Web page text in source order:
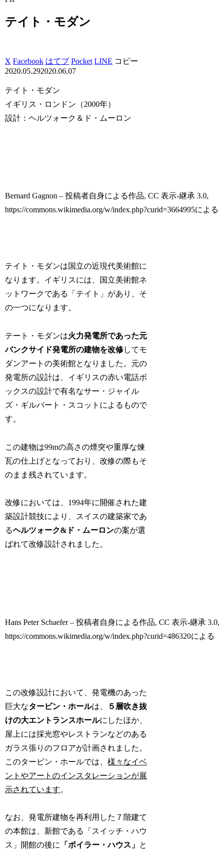
テイト・モダン
X Facebook はてブ Pocket LINE コピー
2020.05.292020.06.07
テイト・モダン
イギリス・ロンドン（2000年）
設計：ヘルツォーク＆ド・ムーロン
Bernard Gagnon – 投稿者自身による作品, CC 表示-継承 3.0,
https://commons.wikimedia.org/w/index.php?curid=3664995による
テイト・モダンは国立の近現代美術館に
なります。イギリスには、国立美術館ネ
ットワークである「テイト」があり、そ
の一つになります。
テート・モダンは火力発電所であった元
バンクサイド発電所の建物を改修してモ
ダンアートの美術館となりました。元の
発電所の設計は、イギリスの赤い電話ボ
ックスの設計で有名なサー・ジャイル
ズ・ギルバート・スコットによるもので
す。
この建物は99mの高さの煙突や重厚な煉
瓦の仕上げとなっており、改修の際もそ
のまま残されています。
改修においては、1994年に開催された建
築設計競技により、スイスの建築家であ
るヘルツォーク&ド・ムーロンの案が選
ばれて改修設計されました。
Hans Peter Schaefer – 投稿者自身による作品, CC 表示-継承 3.0,
https://commons.wikimedia.org/w/index.php?curid=486320による
この改修設計において、発電機のあった
巨大なタービン・ホールは、
５層吹き抜
けの大エントランスホールにしたほか、
屋上には採光窓やレストランなどのある
ガラス張りのフロアが計画されました。
このタービン・ホールでは、様々なイベ
ントやアートのインスタレーションが展
示されています。
なお、発電所建物を再利用した７階建て
の本館は、新館である「スイッチ・ハウ
ス」開館の後に
「ボイラー・ハウス」 と